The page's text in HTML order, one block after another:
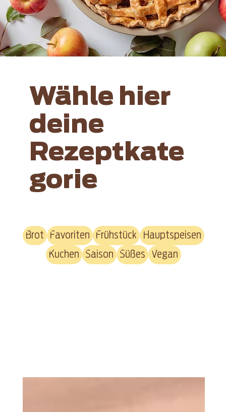
Wähle hier
deine
Rezeptkate
gorie
Brot Favoriten Frühstück
Hauptspeisen
Kuchen
Saison Süßes Vegan